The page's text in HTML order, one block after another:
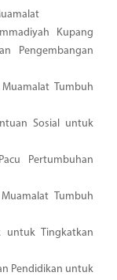
Kupang
Pengembangan
Tumbuh
Sosial untuk
Pertumbuhan
Tumbuh
untuk Tingkatkan
Pendidikan untuk